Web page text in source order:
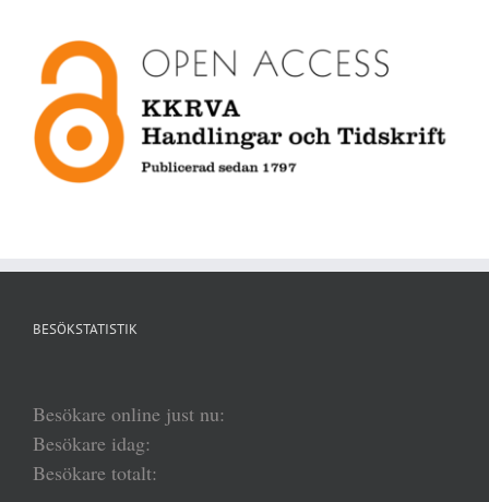
BESÖKSTATISTIK
Besökare online just nu:
Besökare idag:
Besökare totalt: